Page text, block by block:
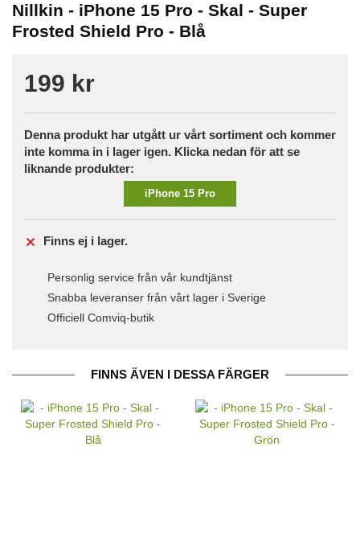
Nillkin - iPhone 15 Pro - Skal - Super
Frosted Shield Pro - Blå
199 kr
Denna produkt har utgått ur vårt sortiment och kommer
inte komma in i lager igen. Klicka nedan för att se
liknande produkter:
iPhone 15 Pro
Finns ej i lager.
Personlig service från vår kundtjänst
Snabba leveranser från vårt lager i Sverige
Officiell Comviq-butik
FINNS ÄVEN I DESSA FÄRGER